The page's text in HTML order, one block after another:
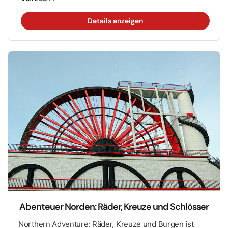
Erlebnis als eine traditionelle große Bustour.
Details anzeigen
Abenteuer Norden: Räder, Kreuze und Schlösser
Northern Adventure: Räder, Kreuze und Burgen ist